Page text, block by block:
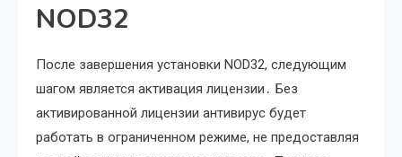
NOD32
После завершения установки NOD32, следующим
шагом является активация лицензии․ Без
активированной лицензии антивирус будет
работать в ограниченном режиме, не предоставляя